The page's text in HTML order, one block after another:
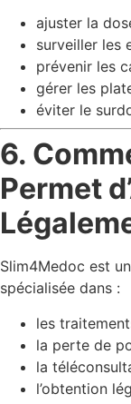
ajuster la
surveiller les
prévenir les
gérer les
éviter le
6.
Permet
Slim4Medoc est
spécialisée dans :
les
la perte de
la
l’obtention